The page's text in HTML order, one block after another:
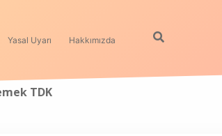
Yasal Uyarı Hakkımızda
TDK